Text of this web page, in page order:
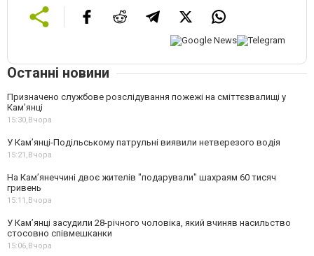
Останні новини
Призначено службове розслідування пожежі на сміттєзвалищі у
Кам’янці
15:30,Вчора
У Кам’янці-Подільському патрульні виявили нетверезого водія
15:21,Вчора
На Камʼянеччині двоє жителів "подарували" шахраям 60 тисяч
гривень
15:11,Вчора
У Камʼянці засудили 28-річного чоловіка, який вчиняв насильство
стосовно співмешканки
15:06,Вчора